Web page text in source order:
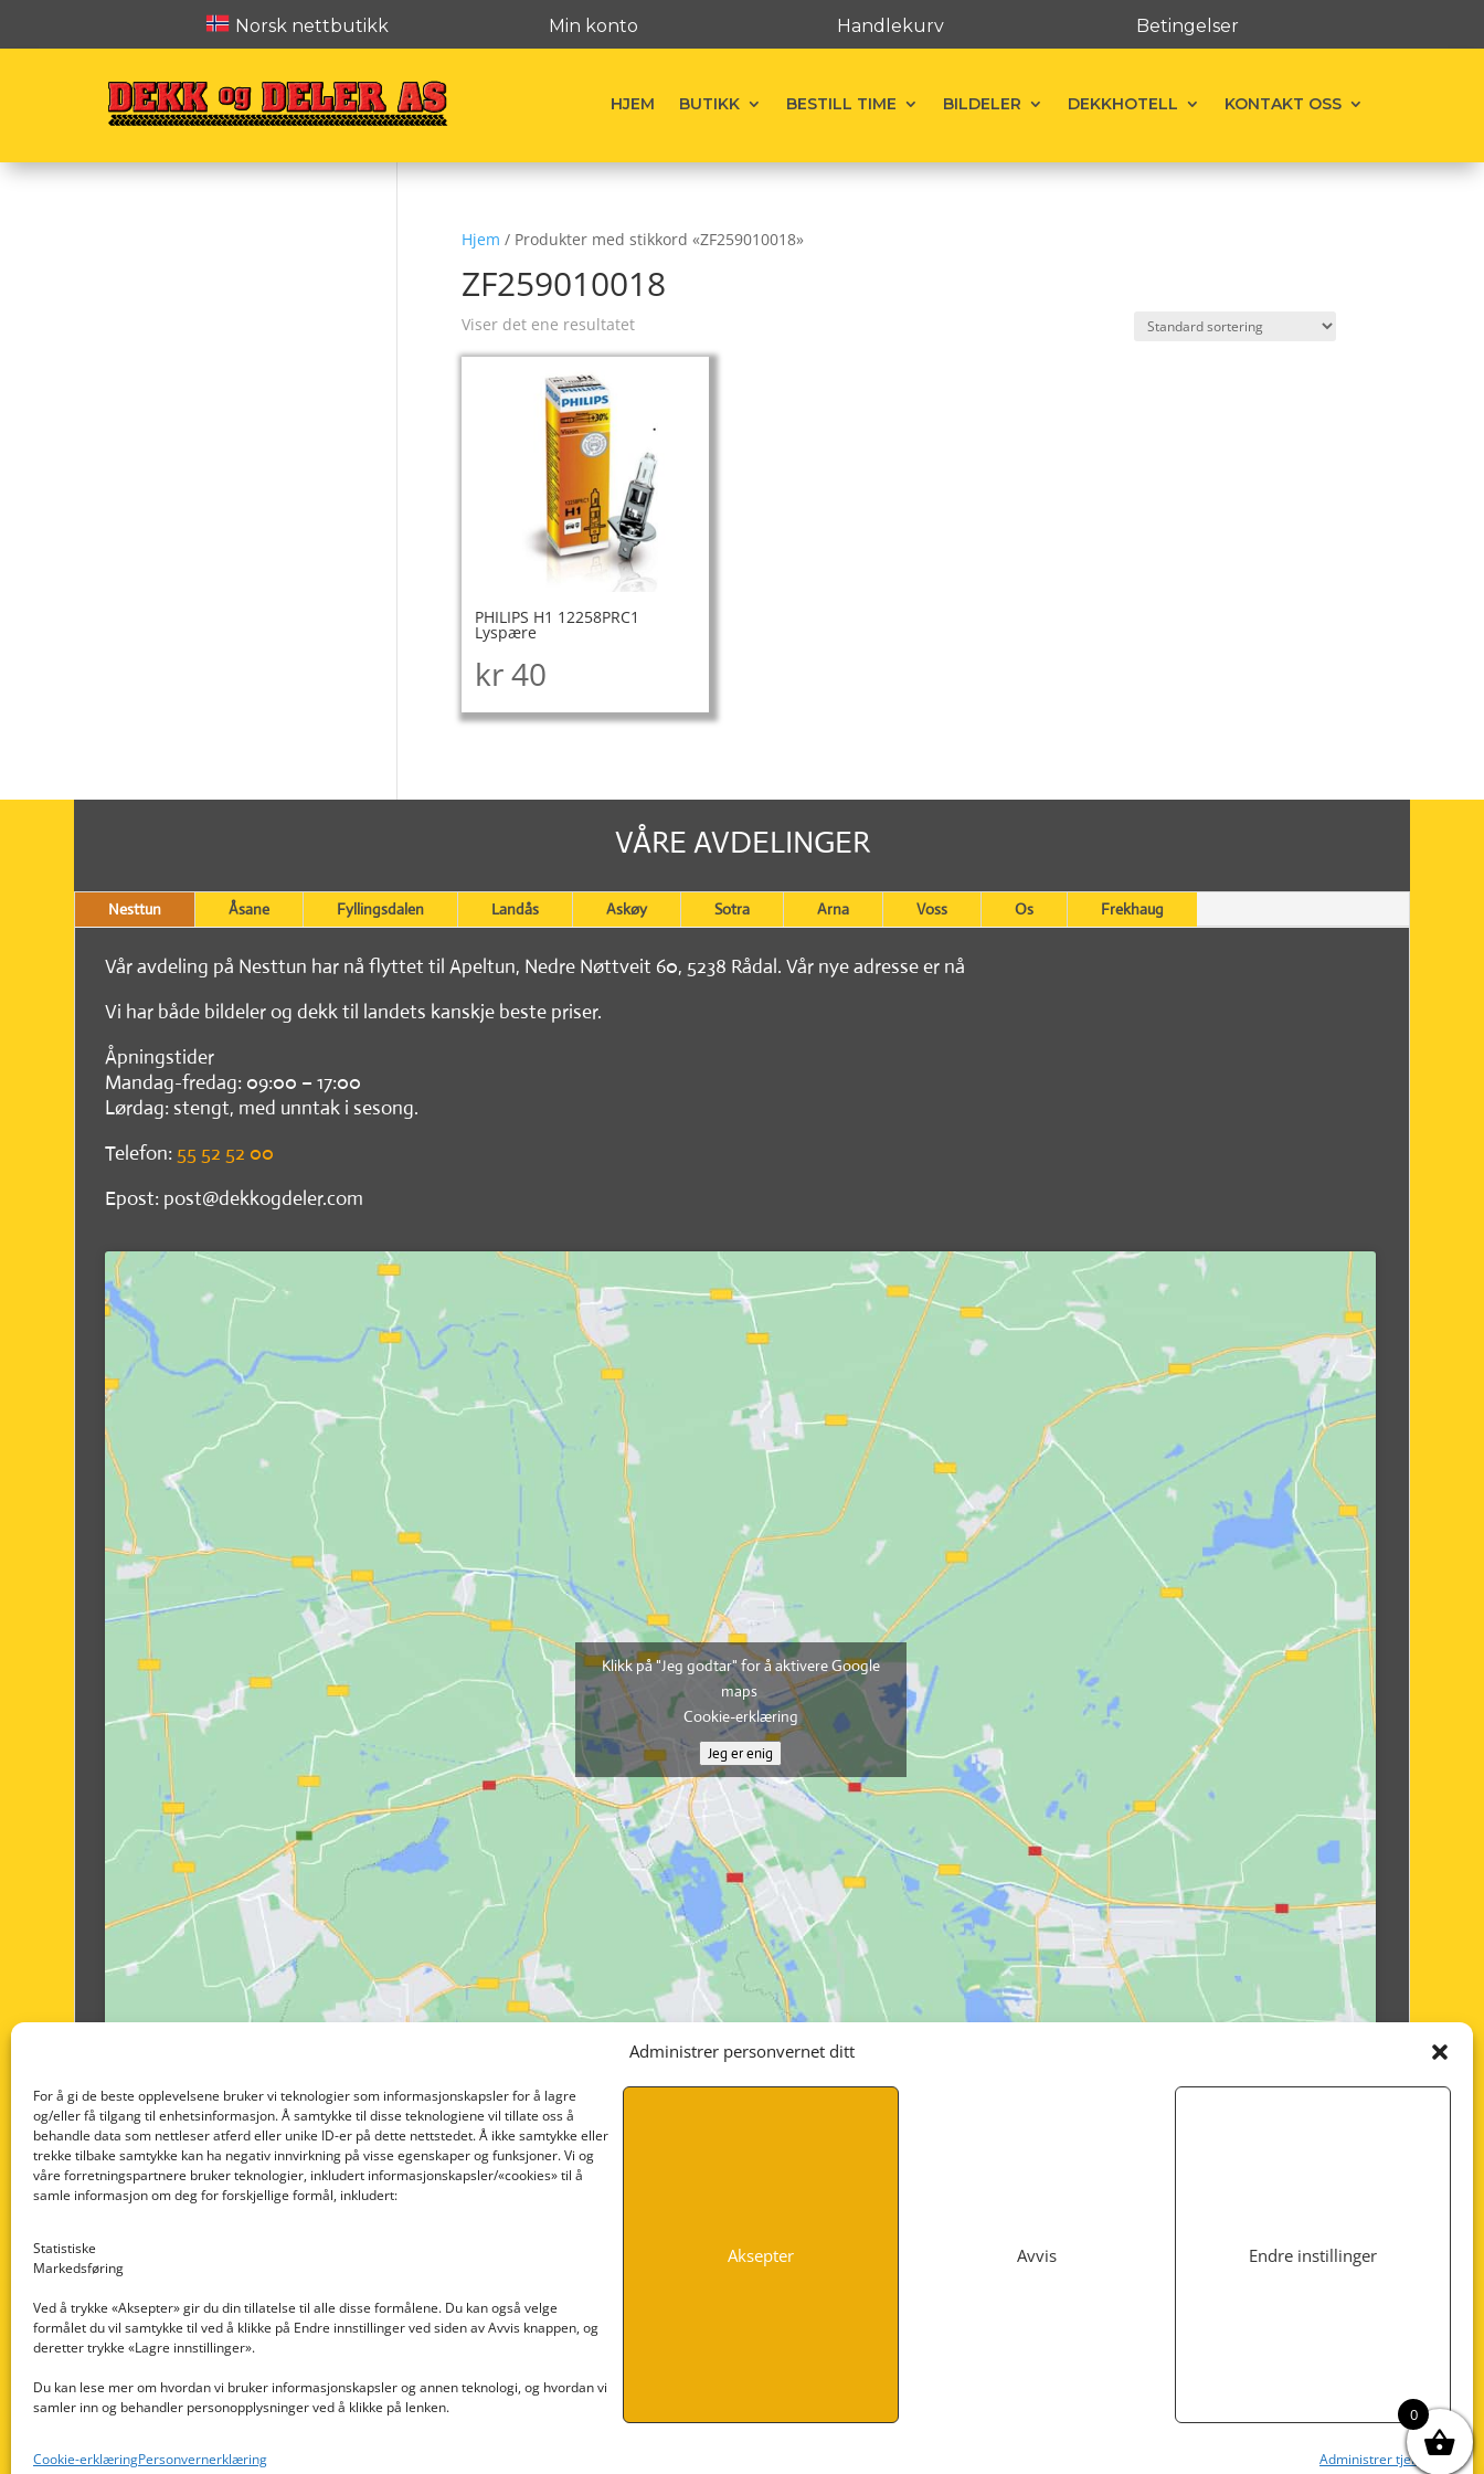
Administrer personvernet ditt
For å gi de beste opplevelsene bruker vi teknologier som informasjonskapsler for å lagre
og/eller få tilgang til enhetsinformasjon. Å samtykke til disse teknologiene vil tillate oss å
behandle data som nettleser atferd eller unike ID-er på dette nettstedet. Å ikke samtykke eller
trekke tilbake samtykke kan ha negativ innvirkning på visse egenskaper og funksjoner. Vi og
våre forretningspartnere bruker teknologier, inkludert informasjonskapsler/«cookies» til å
samle informasjon om deg for forskjellige formål, inkludert:
Statistiske
Markedsføring
Ved å trykke «Aksepter» gir du din tillatelse til alle disse formålene. Du kan også velge
formålet du vil samtykke til ved å klikke på Endre innstillinger ved siden av Avvis knappen, og
deretter trykke «Lagre innstillinger».
Du kan lese mer om hvordan vi bruker informasjonskapsler og annen teknologi, og hvordan vi
samler inn og behandler personopplysninger ved å klikke på lenken.
Administrer tjenester
Aksepter Avvis Endre instillinger
Cookie-erklæringPersonvernerklæring
Norsk nettbutikk Min konto Handlekurv Betingelser
HJEM BUTIKK BESTILL TIME BILDELER DEKKHOTELL KONTAKT OSS
Hjem / Produkter med stikkord «ZF259010018»
ZF259010018
Viser det ene resultatet
PHILIPS H1 12258PRC1
Lyspære
kr40
VÅRE AVDELINGER
Nesttun Åsane Fyllingsdalen Landås Askøy Sotra Arna Voss Os Frekhaug
Vår avdeling på Nesttun har nå flyttet til Apeltun, Nedre Nøttveit 60, 5238 Rådal. Vår nye adresse er nå
Vi har både bildeler og dekk til landets kanskje beste priser.
Åpningstider
Mandag-fredag: 09:00 – 17:00
Lørdag: stengt, med unntak i sesong.
Telefon: 55 52 52 00
Epost: post@dekkogdeler.com
Klikk på "Jeg godtar" for å aktivere Google
maps
Cookie-erklæring
Jeg er enig
Nedre Nøttveit 60, 5238 Rådal
Org. nr: 996430022
INFORMASJON
0